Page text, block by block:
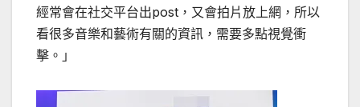
經常會在社交平台出post，又會拍片放上網，所以
看很多音樂和藝術有關的資訊，需要多點視覺衝
擊。」